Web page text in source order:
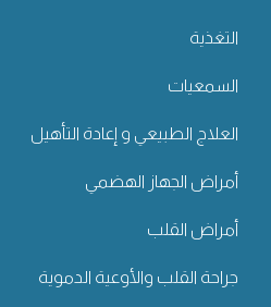
التغذية
السمعيات
العلاج الطبيعي و إعادة التأهيل
أمراض الجهاز الهضمي
أمراض القلب
جراحة القلب والأوعية الدموية